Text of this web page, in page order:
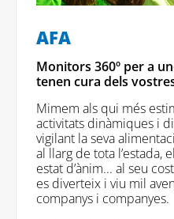
AFA
Monitors 360º per a
tenen cura dels
Mimem als qui més
activitats dinàmiques i
vigilant la seva
al llarg de tota l’estada,
estat d’ànim... al seu
es diverteix i viu mil
companys i companyes.